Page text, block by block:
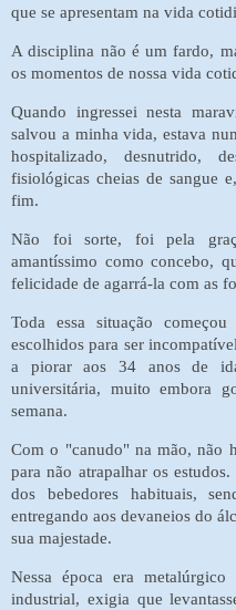
que se apresentam na vida
A disciplina não é um fardo,
os momentos de nossa vida
Quando ingressei nesta
salvou a minha vida, estava
hospitalizado, desnutrido,
fisiológicas cheias de sangue
fim.
Não foi sorte, foi pela
amantíssimo como concebo,
felicidade de agarrá-la com as
Toda essa situação
escolhidos para ser
a piorar aos 34 anos de
universitária, muito embora
semana.
Com o "canudo" na mão, não
para não atrapalhar os
dos bebedores habituais,
entregando aos devaneios do
sua majestade.
Nessa época era
industrial, exigia que